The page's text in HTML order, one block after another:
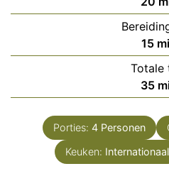
15
Totale
35
Porties: 4 Personen
Keuken: Internationaal